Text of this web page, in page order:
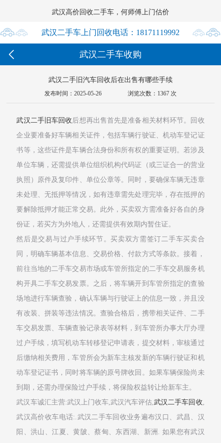
武汉高价回收二手车，何师傅上门估价
 武汉二手车上门回收电话：18171119992
18171119992

 武汉二手车收购
武汉二手旧汽车回收后在出售有哪些手续
发布时间：2025-05-26 浏览次数：1367 次
武汉二手旧车回收 后想再出售首先是准备相关材料环节。回收
企业要准备好车辆相关证件，包括车辆行驶证、机动车登记证
书等，这些证件是车辆合法身份和所有权的重要证明。若涉及
单位车辆，还需提供单位组织机构代码证（或三证合一的营业
执照）原件及复印件、单位公章等。同时，要确保车辆无违章
未处理、无抵押等情况，如有违章需先处理完毕，存在抵押的
要解除抵押才能正常交易。此外，买卖双方需准备好各自的身
份证，若买方为外地人，还需提供有效期内暂住证。
然后是交易与过户手续环节。买卖双方需签订二手车买卖合
同，明确车辆基本信息、交易价格、付款方式等条款。接着，
前往当地的二手车交易市场或车管所指定的二手车交易服务机
构开具二手车交易发票。之后，将车辆开到车管所指定的查验
场地进行车辆查验，确认车辆与行驶证上的信息一致，并且没
有改装、拼装等违法情况。查验合格后，携带相关证件、二手
车交易发票、车辆查验记录表等材料，到车管所办事大厅办理
过户手续，填写机动车转移登记申请表，提交材料，审核通过
后缴纳相关费用，车管所会为新车主核发新的车辆行驶证和机
动车登记证书，同时将车辆的原号牌收回。如果车辆保险尚未
到期，还需办理保险过户手续，将保险权益转让给新车主。
武汉车诚汇主营:武汉上门收车,武汉汽车评估,武汉二手车回收,
武汉高价收车电话:.武汉二手车回收业务遍布汉口、武昌、汉
阳、洪山、江夏、黄陂、蔡甸、东西湖、新洲. 如果您有武汉